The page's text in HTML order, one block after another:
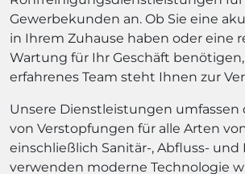
Gewerbekunden an. Ob Sie eine
in Ihrem Zuhause haben oder eine
Wartung für Ihr Geschäft
erfahrenes Team steht Ihnen zur
Unsere Dienstleistungen umfassen
von Verstopfungen für alle Arten
einschließlich Sanitär-, Abfluss- und
verwenden moderne Technologie